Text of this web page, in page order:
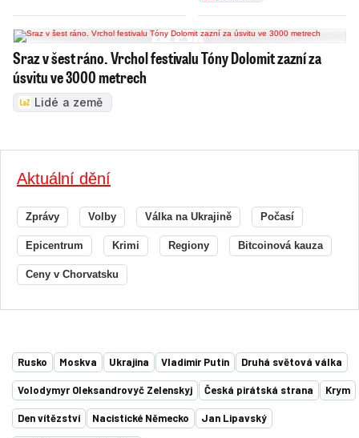
Sraz v šest ráno. Vrchol festivalu Tóny Dolomit zazní za
úsvitu ve 3000 metrech
Lidé a země
Aktuální dění
Zprávy Volby Válka na Ukrajině Počasí
Epicentrum Krimi Regiony Bitcoinová kauza
Ceny v Chorvatsku
Rusko Moskva Ukrajina Vladimir Putin Druhá světová válka
Volodymyr Oleksandrovyč Zelenskyj Česká pirátská strana Krym
Den vítězství Nacistické Německo Jan Lipavský